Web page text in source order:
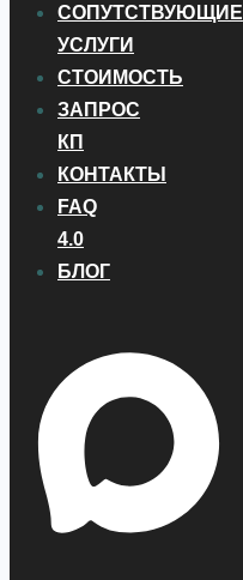
СОПУТСТВУЮЩИЕ
УСЛУГИ
СТОИМОСТЬ
ЗАПРОС
КП
КОНТАКТЫ
FAQ
4.0
БЛОГ